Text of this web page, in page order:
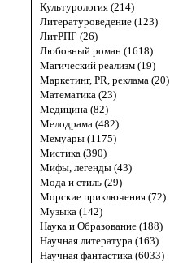
Культурология (214)
Литературоведение (123)
ЛитРПГ (26)
Любовный роман (1618)
Магический реализм (19)
Маркетинг, PR, реклама (20)
Математика (23)
Медицина (82)
Мелодрама (482)
Мемуары (1175)
Мистика (390)
Мифы, легенды (43)
Мода и стиль (29)
Морские приключения (72)
Музыка (142)
Наука и Образование (188)
Научная литература (163)
Научная фантастика (6033)